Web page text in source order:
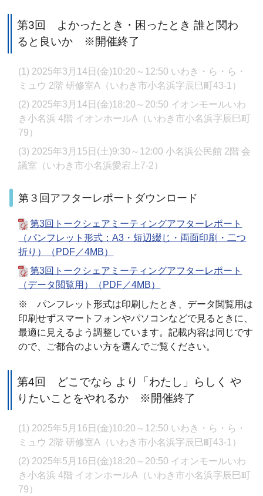
第3回 よかったとき・困ったとき 誰と関わ
ると良いか ※開催終了
(1) 2025年3月14日(金)10:20～12:50 いわき・ら・ら・
ミュウ 2階 研修室A（いわき市小名浜字辰巳町43-1）
(2) 2025年3月14日(金)18:20～20:50 イオンモールいわ
き小名浜 4階 イオンホールA（いわき市小名浜字辰巳町
79）
(3) 2025年3月15日(土)9:30～12:00 小名浜公民館 2階 会
議室（いわき市小名浜愛宕上7-2）
第３回アフターレポートダウンロード
第3回トークシェアミーティングアフターレポート
（パンフレット形式：A3・短辺綴じ・両面印刷・二つ
折り）（PDF／4MB）
第3回トークシェアミーティングアフターレポート
（データ閲覧用）（PDF／4MB）
※ パンフレット形式は印刷したとき、データ閲覧用は
印刷せずスマートフォンやパソコンなどで見るときに、
最適に見えるよう調整しています。記載内容は同じです
ので、ご都合のよい方を選んでご覧ください。
第4回 どこでなら より「わたし」らしく や
りたいことをやれるか ※開催終了
(1) 2025年5月16日(金)10:20～12:50 いわき・ら・ら・
ミュウ 2階 研修室A（いわき市小名浜字辰巳町43-1）
(2) 2025年5月16日(金)18:20～20:50 イオンモールいわ
き小名浜 4階 イオンホールA（いわき市小名浜字辰巳町
79）